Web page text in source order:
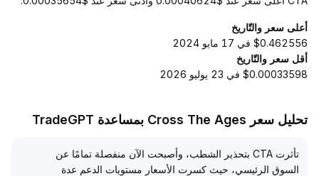
أعلى سعر والتّاريخ
$0.462556 في 17 مايو 2024
أقل سعر والتّاريخ
$0.00033598 في 23 يوليو 2026
تحليل سعر Cross The Ages بمساعدة TradeGPT
تأثرت CTA بتحذير الشطب، وأصبحت الآن منفصلة تمامًا عن
السوق الرئيسي، حيث كسرت الأسعار مستويات الدعم عدة